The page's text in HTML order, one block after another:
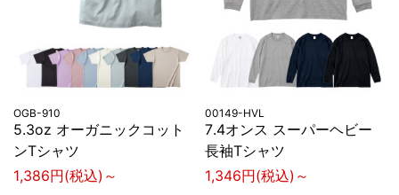
OGB-910
5.3oz オーガニックコット
ンTシャツ
1,386円(税込)～
00149-HVL
7.4オンス スーパーヘビー
長袖Tシャツ
1,346円(税込)～